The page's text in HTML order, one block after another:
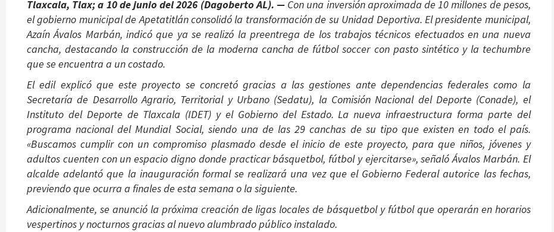
Tlaxcala, Tlax; a 10 de junio del 2026 (Dagoberto AL). — Con una inversión aproximada de 10 millones de pesos,
el gobierno municipal de Apetatitlán consolidó la transformación de su Unidad Deportiva. El presidente municipal,
Azaín Ávalos Marbán, indicó que ya se realizó la preentrega de los trabajos técnicos efectuados en una nueva
cancha, destacando la construcción de la moderna cancha de fútbol soccer con pasto sintético y la techumbre
que se encuentra a un costado.
El edil explicó que este proyecto se concretó gracias a las gestiones ante dependencias federales como la
Secretaría de Desarrollo Agrario, Territorial y Urbano (Sedatu), la Comisión Nacional del Deporte (Conade), el
Instituto del Deporte de Tlaxcala (IDET) y el Gobierno del Estado. La nueva infraestructura forma parte del
programa nacional del Mundial Social, siendo una de las 29 canchas de su tipo que existen en todo el país.
«Buscamos cumplir con un compromiso plasmado desde el inicio de este proyecto, para que niños, jóvenes y
adultos cuenten con un espacio digno donde practicar básquetbol, fútbol y ejercitarse», señaló Ávalos Marbán. El
alcalde adelantó que la inauguración formal se realizará una vez que el Gobierno Federal autorice las fechas,
previendo que ocurra a finales de esta semana o la siguiente.
Adicionalmente, se anunció la próxima creación de ligas locales de básquetbol y fútbol que operarán en horarios
vespertinos y nocturnos gracias al nuevo alumbrado público instalado.